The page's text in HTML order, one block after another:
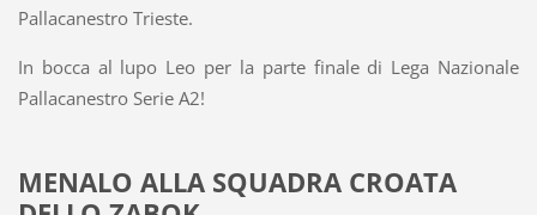
Pallacanestro Trieste.
In bocca al lupo Leo per la parte finale di Lega Nazionale
Pallacanestro Serie A2!
MENALO ALLA SQUADRA CROATA